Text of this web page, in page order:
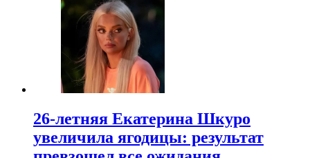
26-летняя Екатерина Шкуро
увеличила ягодицы: результат